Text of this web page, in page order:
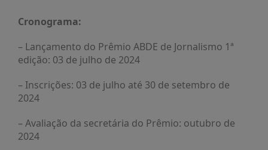
Cronograma:
– Lançamento do Prêmio ABDE de Jornalismo 1ª
edição: 03 de julho de 2024
– Inscrições: 03 de julho até 30 de setembro de
2024
– Avaliação da secretária do Prêmio: outubro de
2024